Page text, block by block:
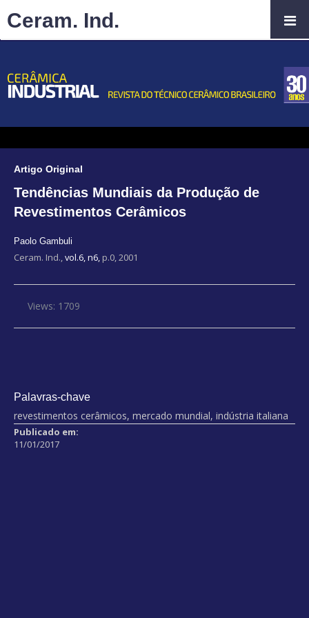
Artigo Original
Tendências Mundiais da Produção de
Revestimentos Cerâmicos
Paolo Gambuli
Ceram. Ind.,vol.6, n6, p.0, 2001
Views: 1709
Palavras-chave
revestimentos cerâmicos, mercado mundial, indústria italiana
Publicado em:
11/01/2017
Ceram. Ind.